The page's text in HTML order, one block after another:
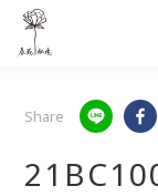
Share